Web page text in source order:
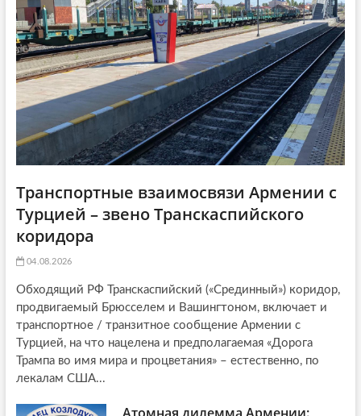
Транспортные взаимосвязи Армении с
Турцией – звено Транскаспийского
коридора
04.08.2026
Обходящий РФ Транскаспийский («Срединный») коридор,
продвигаемый Брюсселем и Вашингтоном, включает и
транспортное / транзитное сообщение Армении с
Турцией, на что нацелена и предполагаемая «Дорога
Трампа во имя мира и процветания» – естественно, по
лекалам США...